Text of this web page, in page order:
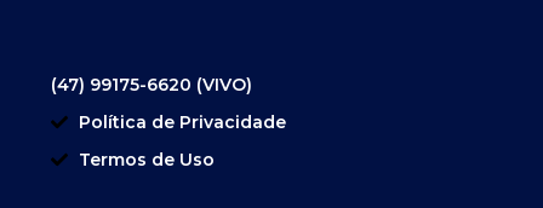
(47) 99175-6620 (VIVO)
Política de Privacidade
Termos de Uso